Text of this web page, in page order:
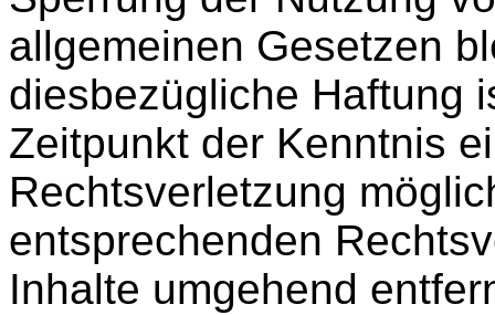
allgemeinen Gesetzen
diesbezügliche Haftung
Zeitpunkt der Kenntnis
Rechtsverletzung
entsprechenden
Inhalte umgehend